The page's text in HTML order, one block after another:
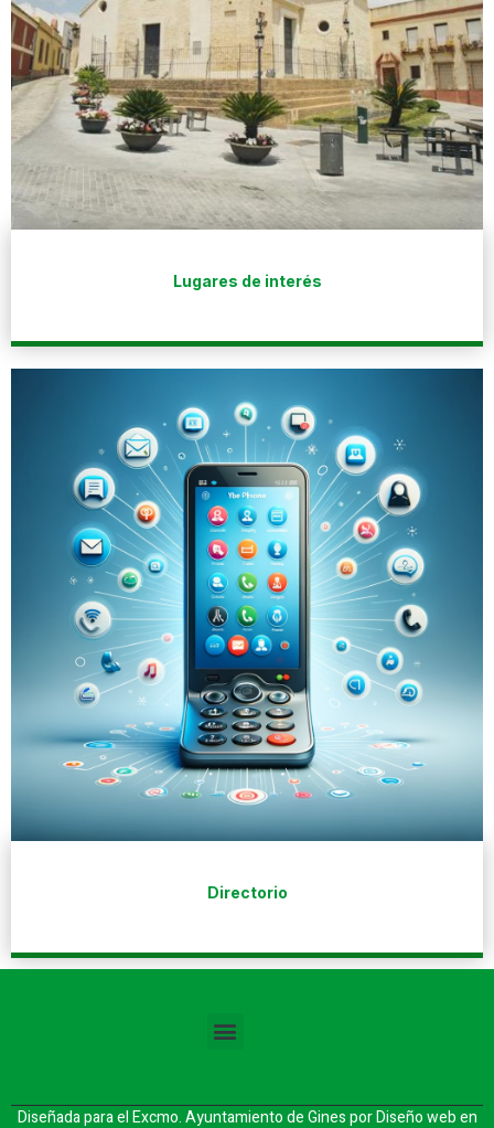
Lugares de interés
Directorio
Diseñada para el Excmo. Ayuntamiento de Gines porDiseño web en